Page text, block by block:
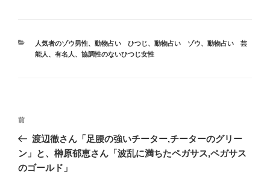
カ
テ
人気者のゾウ男性、 動物占い ひつじ、 動物占い ゾウ、 動物占い 芸
能人、有名人 、 協調性のないひつじ女性
投
ナ
ビ
前
の
投
稿
前
渡辺徹さん「足腰の強いチーター,チーターのグリー
ン」と、榊原郁恵さん「波乱に満ちたペガサス,ペガサス
のゴールド」